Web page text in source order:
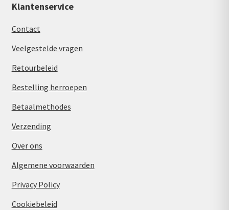
Klantenservice
Contact
Veelgestelde vragen
Retourbeleid
Bestelling herroepen
Betaalmethodes
Verzending
Over ons
Algemene voorwaarden
Privacy Policy
Cookiebeleid